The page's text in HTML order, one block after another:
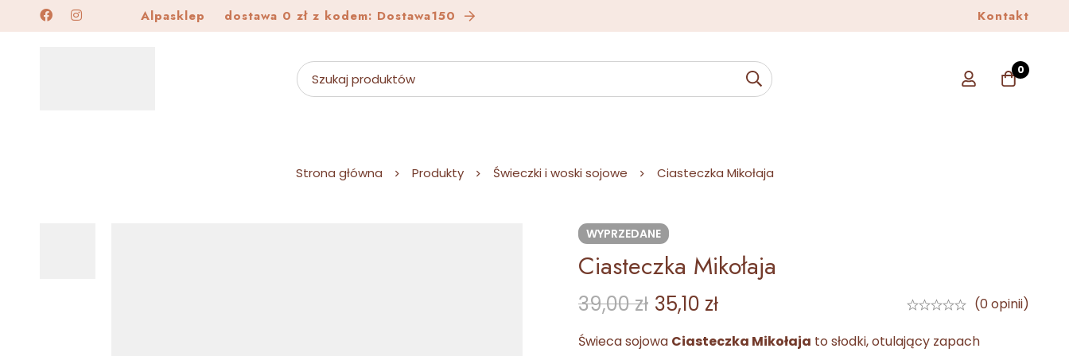
Alpasklep dostawa 0 zł z kodem: Dostawa150 AlpasklepKontakt
0
Strona główna Produkty Świeczki i woski sojowe Ciasteczka Mikołaja
WYPRZEDANE
Ciasteczka Mikołaja
39,00zł 35,10 zł (0 opinii)
Świeca sojowa Ciasteczka Mikołaja to słodki, otulający zapach